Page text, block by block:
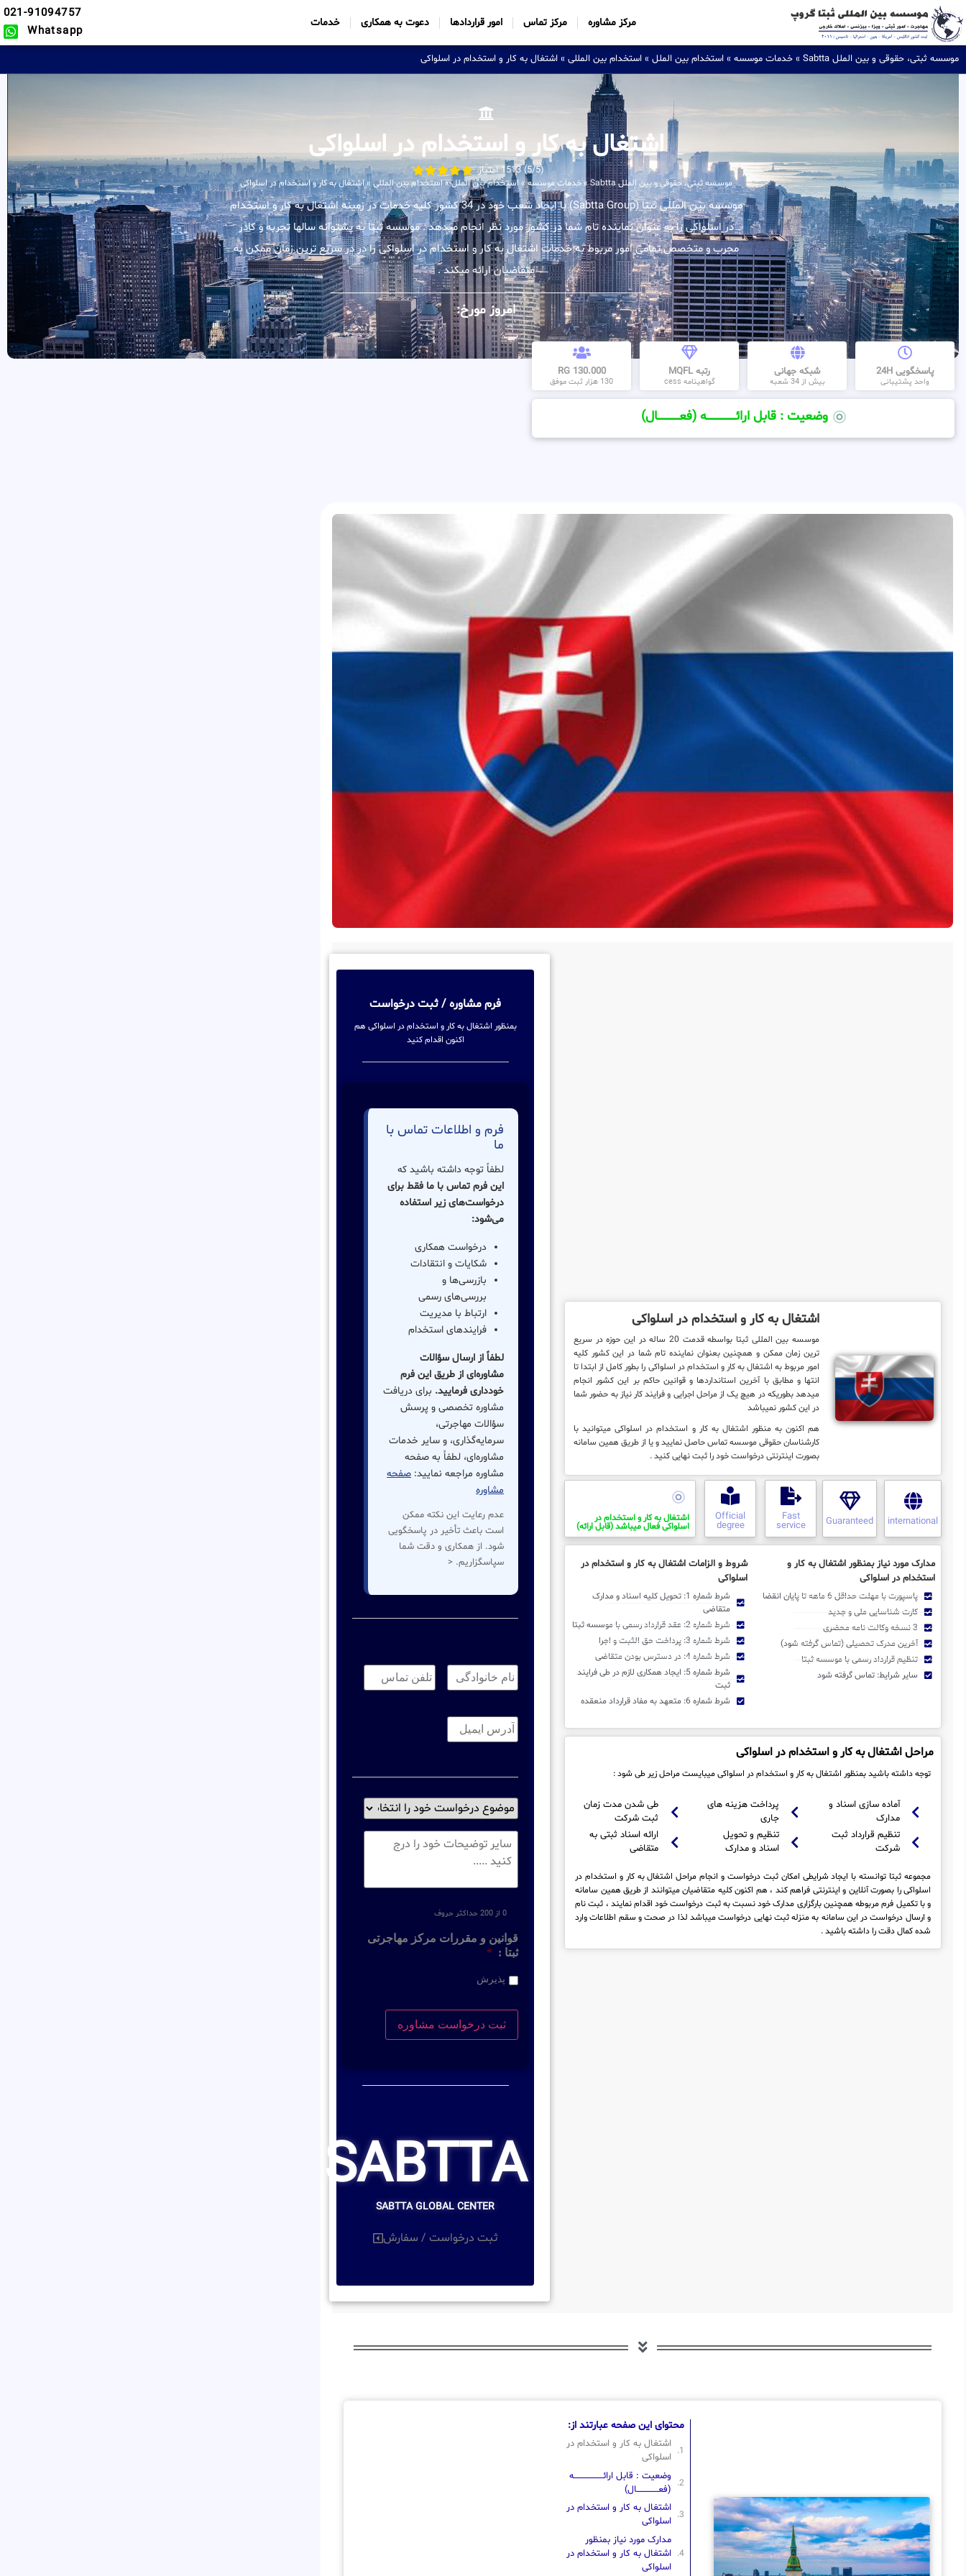
مرکز مشاوره مرکز تماس امور قراردادها دعوت به همکاری خدمات
021-91094757
Whatsapp
موسسه ثبتی، حقوقی و بین الملل Sabtta » خدمات موسسه » استخدام بین الملل » استخدام بین المللی » اشتغال به کار و استخدام در اسلواکی
اشتغال به کار و استخدام در اسلواکی
(5/5) 1513 امتیاز
موسسه ثبتی، حقوقی و بین الملل Sabtta »خدمات موسسه» استخدام بین الملل»استخدام بین المللی»اشتغال به کار و استخدام در اسلواکی
موسسه بین المللی ثبتا (Sabtta Group) با ایجاد شعب خود در 34 کشور کلیه خدمات در زمینه اشتغال به کار و استخدام
در اسلواکی را به عنوان نماینده تام شما در کشور مورد نظر انجام میدهد . موسسه ثبتا به پشتوانه سالها تجربه و کادر
مجرب و متخصص تمامی امور مربوط به خدمات اشتغال به کار و استخدام در اسلواکی را در در سریع ترین زمان ممکن به
متقاضیان ارائه میکند .
امروز مورخ:
پاسخگویی 24H
واحد پشتیبانی
شبکه جهانی
بیش از 34 شعبه
رتبه MQFL
گواهینامه cess
130.000 RG
130 هزار ثبت موفق
وضعیت : قابل ارائــــــــــــــــــــه (فعـــــــــــــــال)
اشتغال به کار و استخدام در اسلواکی
موسسه بین المللی ثبتا بواسطه قدمت 20 ساله در این حوزه در سریع
ترین زمان ممکن و همچنین بعنوان نماینده تام شما در این کشور کلیه
امور مربوط به اشتغال به کار و استخدام در اسلواکی را بطور کامل از ابتدا تا
انتها و مطابق با آخرین استانداردها و قوانین حاکم بر این کشور انجام
میدهد بطوریکه در هیچ یک از مراحل اجرایی و فرایند کار نیاز به حضور شما
در این کشور نمیباشد
هم اکنون به منظور اشتغال به کار و استخدام در اسلواکی میتوانید با
کارشناسان حقوقی موسسه تماس حاصل نمایید و یا از طریق همین سامانه
بصورت اینترنتی درخواست خود را ثبت نهایی کنید .
international
Guaranteed
Fast
service
Official
degree
اشتغال به کار و استخدام در
اسلواکی فعال میباشد (قابل ارائه)
مدارک مورد نیاز بمنظور اشتغال به کار و
استخدام در اسلواکی
پاسپورت با مهلت حداقل 6 ماهه تا پایان انقضا
کارت شناسایی ملی و جدید
3 نسخه وکالت نامه محضری
آخرین مدرک تحصیلی (تماس گرفته شود)
تنظیم قرارداد رسمی با موسسه ثبتا
سایر شرایط: تماس گرفته شود
شروط و الزامات اشتغال به کار و استخدام در
اسلواکی
شرط شماره 1: تحویل کلیه اسناد و مدارک
متقاضی
شرط شماره 2: عقد قرارداد رسمی با موسسه ثبتا
شرط شماره 3: پرداخت حق الثبت و اجرا
شرط شماره 4: در دسترس بودن متقاضی
شرط شماره 5: ایجاد همکاری لازم در طی فرایند
ثبت
شرط شماره 6: متعهد به مفاد قرارداد منعقده
مراحل اشتغال به کار و استخدام در اسلواکی
توجه داشته باشید بمنظور اشتغال به کار و استخدام در اسلواکی میبایست مراحل زیر طی شود :
آماده سازی اسناد و
مدارک
تنظیم قرارداد ثبت
شرکت
پرداخت هزینه های
جاری
تنظیم و تحویل
اسناد و مدارک
طی شدن مدت زمان
ثبت شرکت
ارائه اسناد ثبتی به
متقاضی
مجموعه ثبتا توانسته با ایجاد شرایطی امکان ثبت درخواست و انجام مراحل اشتغال به کار و استخدام در
اسلواکی را بصورت آنلاین و اینترنتی فراهم کند ، هم اکنون کلیه متقاضیان میتوانند از طریق همین سامانه
و با تکمیل فرم مربوطه همچنین بارگزاری مدارک خود نسبت به ثبت درخواست خود اقدام نمایند ، ثبت نام
و ارسال درخواست در این سامانه به منزله ثبت نهایی درخواست میباشد لذا در صحت و سقم اطلاعات وارد
شده کمال دقت را داشته باشید .
فرم مشاوره / ثبت درخواست
بمنظور اشتغال به کار و استخدام در اسلواکی هم
اکنون اقدام کنید
فرم و اطلاعات تماس با
ما
لطفاً توجه داشته باشید که
این فرم تماس با ما فقط برای
درخواست‌های زیر استفاده
می‌شود:
درخواست همکاری
شکایات و انتقادات
بازرسی‌ها و
بررسی‌های رسمی
ارتباط با مدیریت
فرایندهای استخدام
لطفاً از ارسال سؤالات
مشاوره‌ای از طریق این فرم
خودداری فرمایید. برای دریافت
مشاوره تخصصی و پرسش
سؤالات مهاجرتی،
سرمایه‌گذاری، و سایر خدمات
مشاوره‌ای، لطفاً به صفحه
مشاوره مراجعه نمایید: صفحه
مشاوره
عدم رعایت این نکته ممکن
است باعث تأخیر در پاسخگویی
شود. از همکاری و دقت شما
سپاسگزاریم. <
خانوادگی:
*
تماس:
*
موضوع
درخواست
خود
را
انتخاب
توضیحات
0 از 200 حداکثر حروف
قوانین و مقررات مرکز مهاجرتی
ثبتا : *
پذیرش
SABTTA
SABTTA GLOBAL CENTER
ثبت درخواست / سفارش
محتوای این صفحه عبارتند از:
اشتغال به کار و استخدام در
اسلواکی
وضعیت : قابل ارائــــــــــــــــــــه
(فعـــــــــــــــال)
اشتغال به کار و استخدام در
اسلواکی
مدارک مورد نیاز بمنظور
اشتغال به کار و استخدام در
اسلواکی